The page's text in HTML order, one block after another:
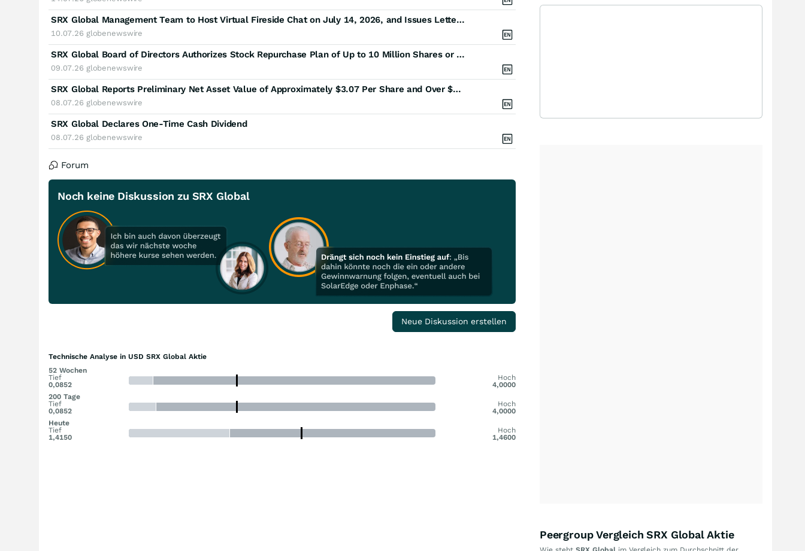
SRX Global Management Team to Host Virtual Fireside Chat on July 14, 2026, and Issues Letter to Shareholders
10.07.26 globenewswire
SRX Global Board of Directors Authorizes Stock Repurchase Plan of Up to 10 Million Shares or Up to 50% of its Shares Outstanding
09.07.26 globenewswire
SRX Global Reports Preliminary Net Asset Value of Approximately $3.07 Per Share and Over $55 Million in Cash and Short-Term Investments(1)
08.07.26 globenewswire
SRX Global Declares One-Time Cash Dividend
08.07.26 globenewswire
Forum
Noch keine Diskussion zu SRX Global
Neue Diskussion erstellen
Technische Analyse in USD SRX Global Aktie
52 Wochen
Tief
0,0852
Hoch
4,0000
200 Tage
Tief
0,0852
Hoch
4,0000
Heute
Tief
1,4150
Hoch
1,4600
Peergroup Vergleich SRX Global Aktie